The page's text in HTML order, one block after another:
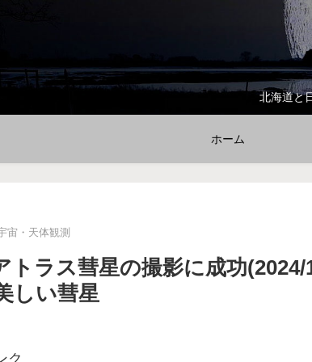
北海道と
ホーム
宙・天体観測
トラス彗星の撮影に成功
しい彗星
ク